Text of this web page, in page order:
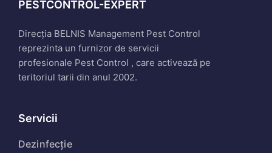
PESTCONTROL-EXPERT
Direcția BELNIS Management Pest Control
reprezinta un furnizor de servicii
profesionale Pest Control , care activează pe
teritoriul tarii din anul 2002.
Servicii
Dezinfecție